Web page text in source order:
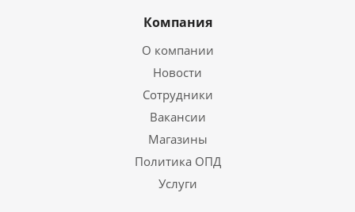
Компания
О компании
Новости
Сотрудники
Вакансии
Магазины
Политика ОПД
Услуги